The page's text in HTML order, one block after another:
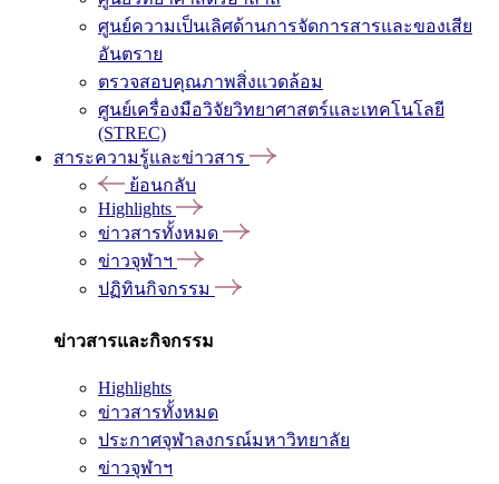
ศูนย์ความเป็นเลิศด้านการจัดการสารและของเสีย
อันตราย
ตรวจสอบคุณภาพสิ่งแวดล้อม
ศูนย์เครื่องมือวิจัยวิทยาศาสตร์และเทคโนโลยี
(STREC)
สาระความรู้และข่าวสาร
ย้อนกลับ
Highlights
ข่าวสารทั้งหมด
ข่าวจุฬาฯ
ปฏิทินกิจกรรม
ข่าวสารและกิจกรรม
Highlights
ข่าวสารทั้งหมด
ประกาศจุฬาลงกรณ์มหาวิทยาลัย
ข่าวจุฬาฯ